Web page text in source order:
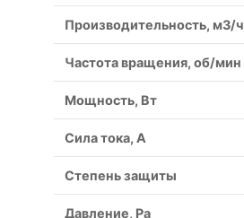
Производительность, м3/ч
Частота вращения, об/мин
Мощность, Вт
Сила тока, A
Степень защиты
Давление, Pa